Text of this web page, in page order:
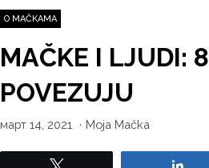
O MAČKAMA
MAČKE I LJUDI:
POVEZUJU
март 14, 2021 · Moja Mačka